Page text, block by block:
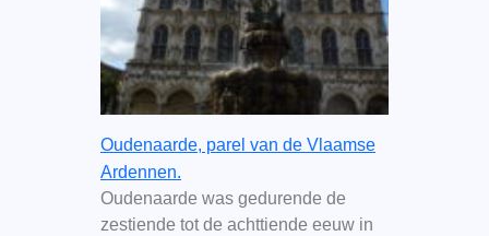
Oudenaarde, parel van de Vlaamse
Ardennen.
Oudenaarde was gedurende de
zestiende tot de achttiende eeuw in